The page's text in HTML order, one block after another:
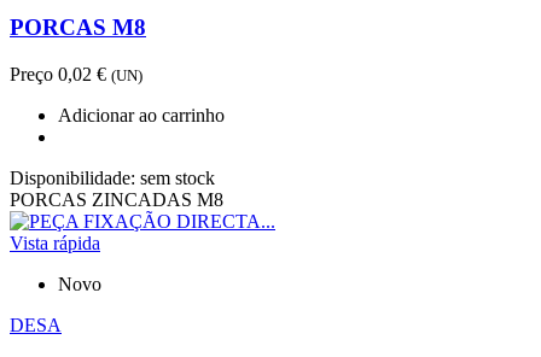
PORCAS M8
Preço 0,02 € (UN)
Adicionar ao carrinho
Disponibilidade: sem stock
PORCAS ZINCADAS M8
Vista rápida
Novo
DESA